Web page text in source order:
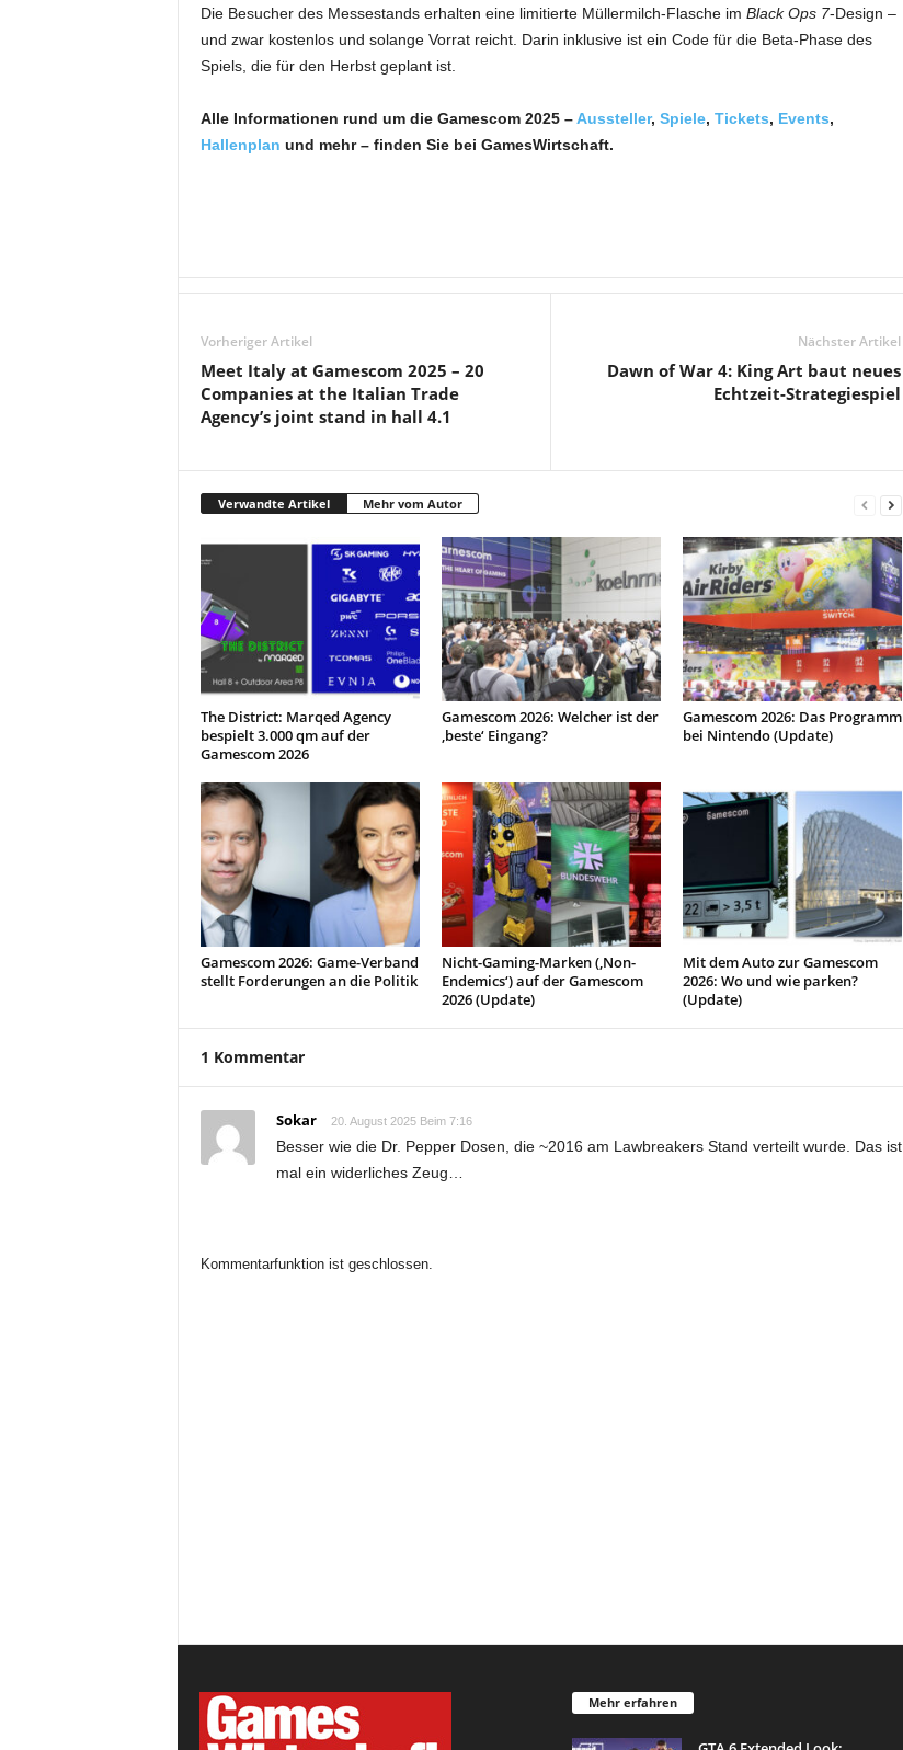
Die Besucher des Messestands erhalten eine limitierte Müllermilch-Flasche im Black Ops 7-Design –
und zwar kostenlos und solange Vorrat reicht. Darin inklusive ist ein Code für die Beta-Phase des
Spiels, die für den Herbst geplant ist.
Alle Informationen rund um die Gamescom 2025 –Aussteller, Spiele, Tickets, Events,
Hallenplan und mehr – finden Sie bei GamesWirtschaft.
Vorheriger Artikel
Meet Italy at Gamescom 2025 – 20
Companies at the Italian Trade
Agency’s joint stand in hall 4.1
Nächster Artikel
Dawn of War 4: King Art baut neues
Echtzeit-Strategiespiel
Verwandte Artikel Mehr vom Autor
The District: Marqed Agency
bespielt 3.000 qm auf der
Gamescom 2026
Gamescom 2026: Welcher ist der
‚beste‘ Eingang?
Gamescom 2026: Das Programm
bei Nintendo (Update)
Gamescom 2026: Game-Verband
stellt Forderungen an die Politik
Nicht-Gaming-Marken (‚Non-
Endemics‘) auf der Gamescom
2026 (Update)
Mit dem Auto zur Gamescom
2026: Wo und wie parken?
(Update)
1 Kommentar
Sokar 20. August 2025 Beim 7:16
Besser wie die Dr. Pepper Dosen, die ~2016 am Lawbreakers Stand verteilt wurde. Das ist
mal ein widerliches Zeug…
Kommentarfunktion ist geschlossen.
Mehr erfahren